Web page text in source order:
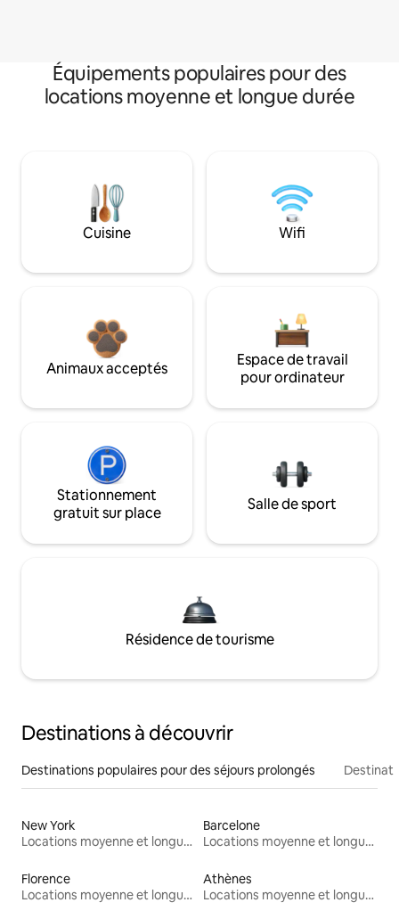
Équipements populaires pour des
locations moyenne et longue durée
Cuisine Wifi
Animaux acceptés
Espace de travail
pour ordinateur
Stationnement
gratuit sur place
Salle de sport
Résidence de tourisme
Destinations à découvrir
Destinations populaires pour des séjours prolongés
New York
Locations moyenne et longue durée
Barcelone
Locations moyenne et longue durée
Florence
Locations moyenne et longue durée
Athènes
Locations moyenne et longue durée